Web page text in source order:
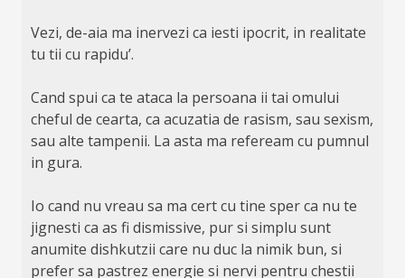
Vezi, de-aia ma inervezi ca iesti ipocrit, in realitate
tu tii cu rapidu’.
Cand spui ca te ataca la persoana ii tai omului
cheful de cearta, ca acuzatia de rasism, sau sexism,
sau alte tampenii. La asta ma refeream cu pumnul
in gura.
Io cand nu vreau sa ma cert cu tine sper ca nu te
jignesti ca as fi dismissive, pur si simplu sunt
anumite dishkutzii care nu duc la nimik bun, si
prefer sa pastrez energie si nervi pentru chestii